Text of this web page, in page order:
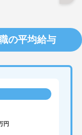
の平均給与
円